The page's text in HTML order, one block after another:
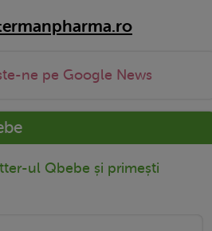
ne pe Google News
ul Qbebe și primești